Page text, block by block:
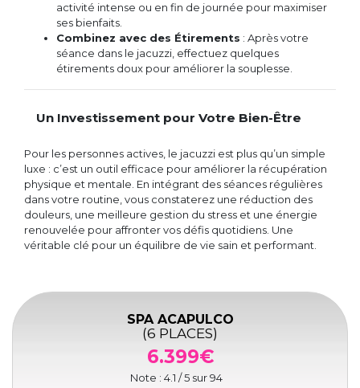
activité intense ou en fin de journée pour maximiser
ses bienfaits.
Combinez avec des Étirements : Après votre
séance dans le jacuzzi, effectuez quelques
étirements doux pour améliorer la souplesse.
Un Investissement pour Votre Bien-Être
Pour les personnes actives, le jacuzzi est plus qu’un simple
luxe : c’est un outil efficace pour améliorer la récupération
physique et mentale. En intégrant des séances régulières
dans votre routine, vous constaterez une réduction des
douleurs, une meilleure gestion du stress et une énergie
renouvelée pour affronter vos défis quotidiens. Une
véritable clé pour un équilibre de vie sain et performant.
SPA ACAPULCO
(6 PLACES)
6.399€
Note : 4.1 / 5 sur94